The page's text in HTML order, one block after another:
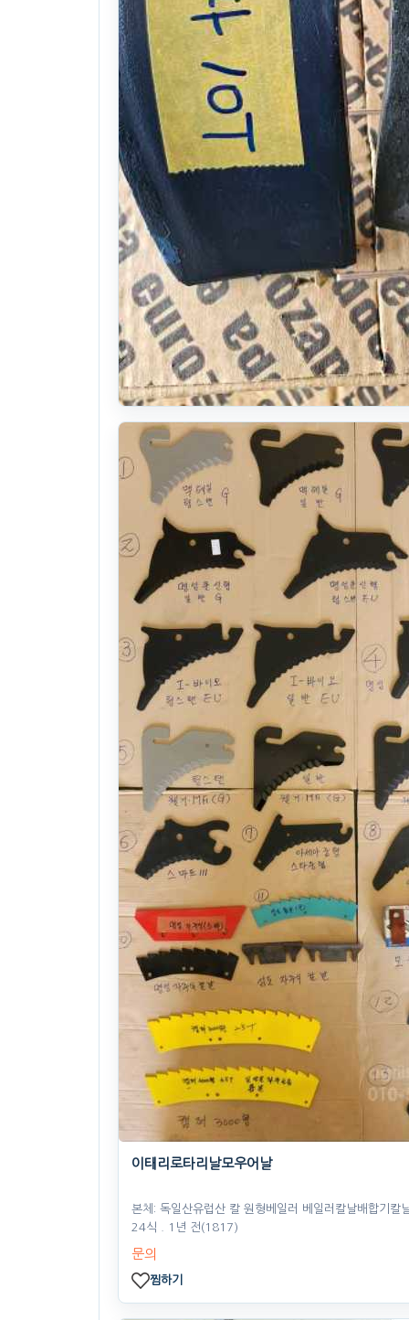
축산작업기 부품판매 문의주세요
본체: 수입로타리날 이태리 유로자파 챌리날 원형칼날사
24식. 1년 전(1898)
찜하기
이태리로타리날모우어날
본체: 독일산유럽산 칼 원형베일러 베일러칼날배합기칼
24식
. 1년 전(1817)
문의
찜하기